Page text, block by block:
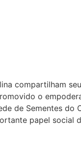
compartilham
o
de Sementes
papel social